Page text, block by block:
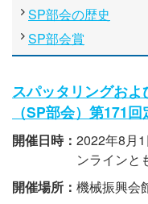
SP部会の歴史
SP部会賞
スパッタリングお
（SP部会）第171
開催日時： 2022年8月
ンラインと
開催場所： 機械振興会